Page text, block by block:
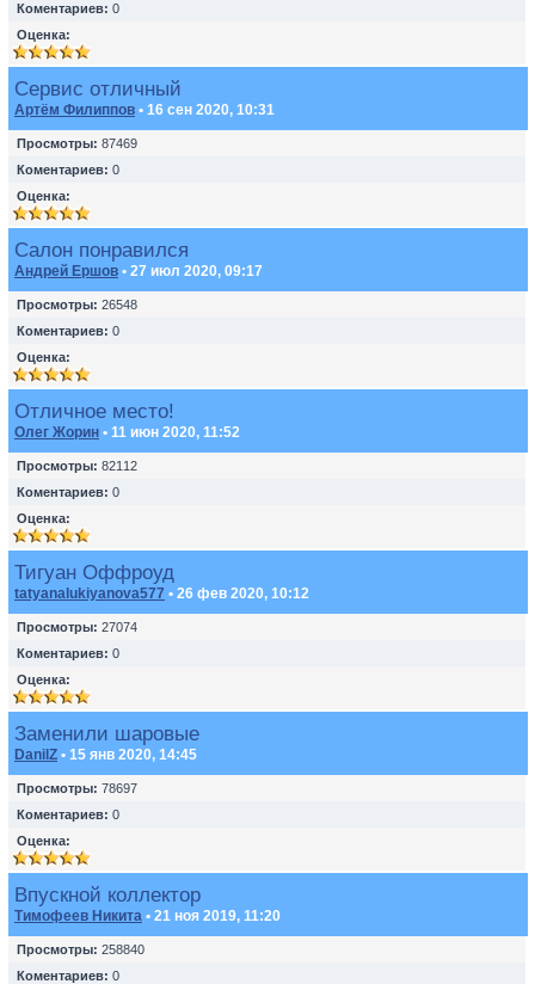
Коментариев: 0
Оценка:
Сервис отличный
Артём Филиппов • 16 сен 2020, 10:31
Просмотры: 87469
Коментариев: 0
Оценка:
Салон понравился
Андрей Ершов • 27 июл 2020, 09:17
Просмотры: 26548
Коментариев: 0
Оценка:
Отличное место!
Олег Жорин • 11 июн 2020, 11:52
Просмотры: 82112
Коментариев: 0
Оценка:
Тигуан Оффроуд
tatyanalukiyanova577 • 26 фев 2020, 10:12
Просмотры: 27074
Коментариев: 0
Оценка:
Заменили шаровые
DanilZ • 15 янв 2020, 14:45
Просмотры: 78697
Коментариев: 0
Оценка:
Впускной коллектор
Тимофеев Никита • 21 ноя 2019, 11:20
Просмотры: 258840
Коментариев: 0